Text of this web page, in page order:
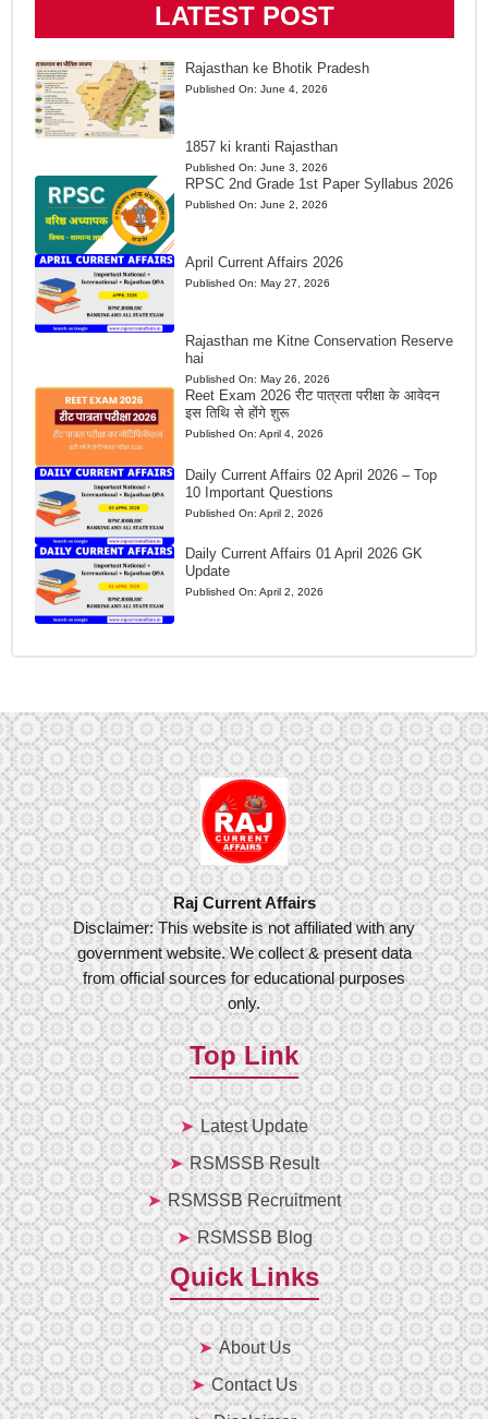
LATEST POST
Rajasthan ke Bhotik Pradesh
Published On: June 4, 2026
1857 ki kranti Rajasthan
Published On: June 3, 2026
RPSC 2nd Grade 1st Paper Syllabus 2026
Published On: June 2, 2026
April Current Affairs 2026
Published On: May 27, 2026
Rajasthan me Kitne Conservation Reserve
hai
Published On: May 26, 2026
Reet Exam 2026 रीट पात्रता परीक्षा के आवेदन
इस तिथि से होंगे शुरू
Published On: April 4, 2026
Daily Current Affairs 02 April 2026 – Top
10 Important Questions
Published On: April 2, 2026
Daily Current Affairs 01 April 2026 GK
Update
Published On: April 2, 2026
Raj Current Affairs
Disclaimer: This website is not affiliated with any
government website. We collect & present data
from official sources for educational purposes
only.
Top Link
Latest Update
RSMSSB Result
RSMSSB Recruitment
RSMSSB Blog
Quick Links
About Us
Contact Us